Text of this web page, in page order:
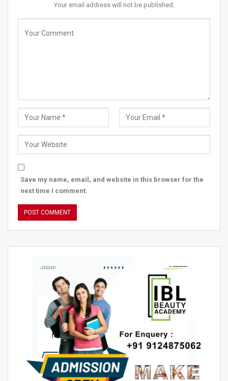
Your email address will not be published.
Save my name, email, and website in this browser for the
next time I comment.